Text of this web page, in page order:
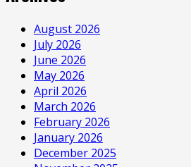
August 2026
July 2026
June 2026
May 2026
April 2026
March 2026
February 2026
January 2026
December 2025